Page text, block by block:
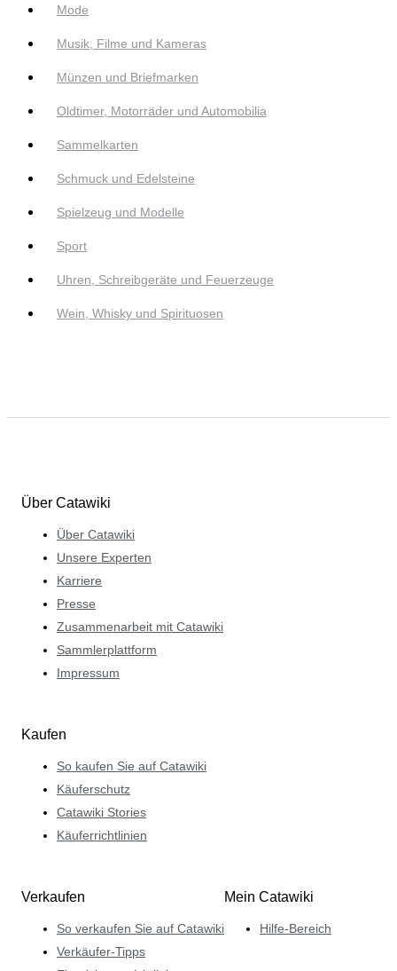
Mode
Musik, Filme und Kameras
Münzen und Briefmarken
Oldtimer, Motorräder und Automobilia
Sammelkarten
Schmuck und Edelsteine
Spielzeug und Modelle
Sport
Uhren, Schreibgeräte und Feuerzeuge
Wein, Whisky und Spirituosen
Über Catawiki
Über Catawiki
Unsere Experten
Karriere
Presse
Zusammenarbeit mit Catawiki
Sammlerplattform
Impressum
Kaufen
So kaufen Sie auf Catawiki
Käuferschutz
Catawiki Stories
Käuferrichtlinien
Verkaufen
So verkaufen Sie auf Catawiki
Verkäufer-Tipps
Mein Catawiki
Hilfe-Bereich